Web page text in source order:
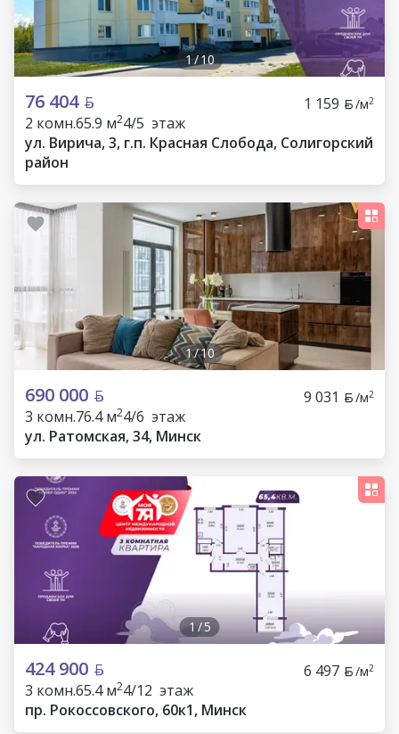
1/10
76 404 1 159 /м2
2 комн.65.9 м24/5 этаж
ул. Вирича, 3, г.п. Красная Слобода, Солигорский
район
1/10
690 000 9 031 /м2
3 комн.76.4 м24/6 этаж
ул. Ратомская, 34, Минск
1/5
424 900 6 497 /м2
3 комн.65.4 м24/12 этаж
пр. Рокоссовского, 60к1, Минск